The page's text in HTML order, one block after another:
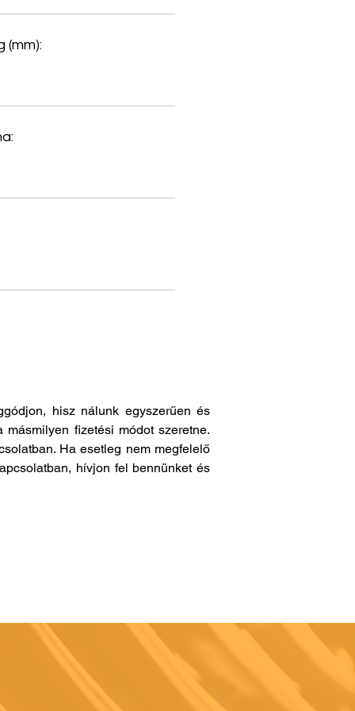
(mm):
hisz nálunk egyszerűen és
fizetési módot szeretne.
Ha esetleg nem megfelelő
hívjon fel bennünket és